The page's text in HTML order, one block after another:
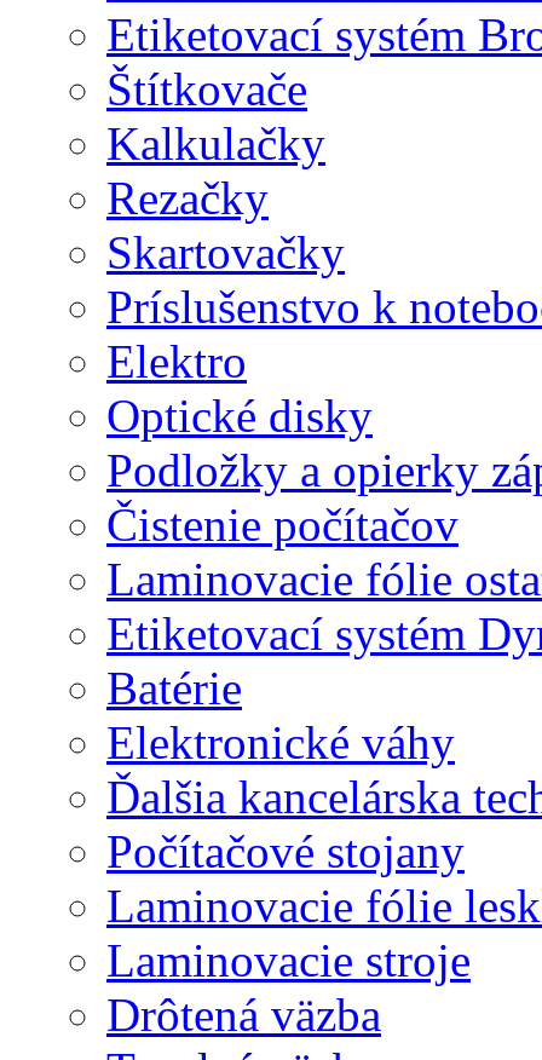
Etiketovací systém
Štítkovače
Kalkulačky
Rezačky
Skartovačky
Príslušenstvo k
Elektro
Optické disky
Podložky a opierky
Čistenie počítačov
Laminovacie fólie
Etiketovací systém
Batérie
Elektronické váhy
Ďalšia kancelárska
Počítačové stojany
Laminovacie fólie
Laminovacie stroje
Drôtená väzba